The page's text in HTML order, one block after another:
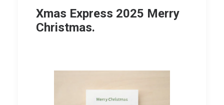
Xmas Express 2025 Merry
Christmas.